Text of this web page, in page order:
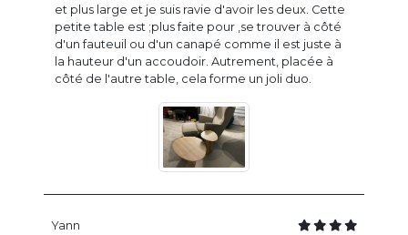
et plus large et je suis ravie d'avoir les deux. Cette
petite table est ;plus faite pour ,se trouver à côté
d'un fauteuil ou d'un canapé comme il est juste à
la hauteur d'un accoudoir. Autrement, placée à
côté de l'autre table, cela forme un joli duo.
Yann